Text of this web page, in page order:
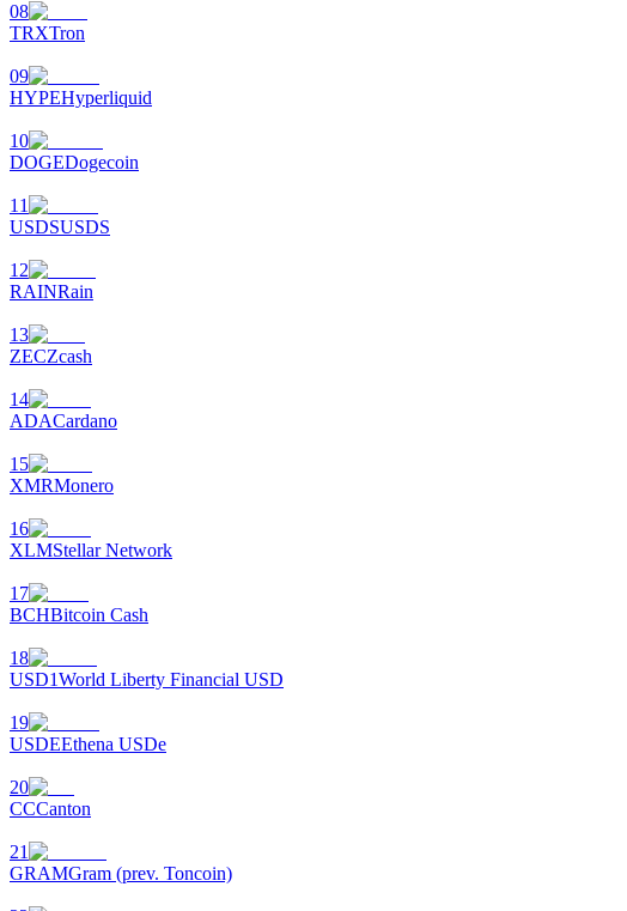
一鍵質押鎖定高收益
活期質押獲得熱門資產
鎖倉BTR
輕鬆獲得多重福利
08
TRXTron
09
HYPEHyperliquid
10
DOGEDogecoin
11
USDSUSDS
12
RAINRain
13
ZECZcash
14
ADACardano
15
XMRMonero
16
XLMStellar Network
17
BCHBitcoin Cash
18
USD1World Liberty Financial USD
19
USDEEthena USDe
20
CCCanton
21
GRAMGram (prev. Toncoin)